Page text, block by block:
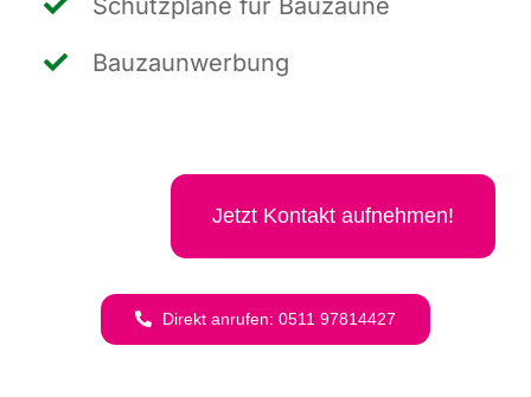
Bau­zaun­wer­bung
Jetzt Kon­takt aufnehmen!
Direkt anru­fen: 0511 97814427